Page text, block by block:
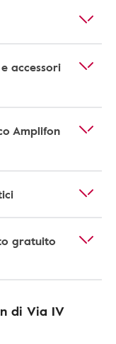
accessori
Amplifon
gratuito
di Via IV